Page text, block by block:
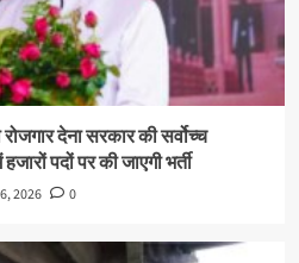
देना सरकार की सर्वोच्च
पदों पर की जाएगी भर्ती
2026 0